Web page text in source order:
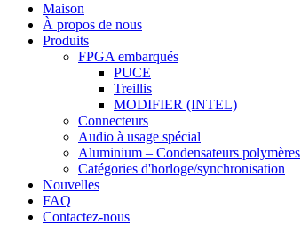
Maison
À propos de nous
Produits
FPGA embarqués
PUCE
Treillis
MODIFIER (INTEL)
Connecteurs
Audio à usage spécial
Aluminium – Condensateurs polymères
Catégories d'horloge/synchronisation
Nouvelles
FAQ
Contactez-nous